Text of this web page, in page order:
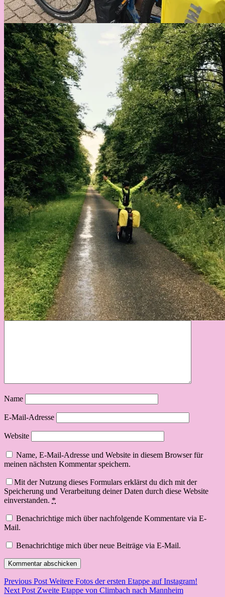
Name
E-Mail-Adresse
Website
Name, E-Mail-Adresse und Website in diesem Browser für
meinen nächsten Kommentar speichern.
Mit der Nutzung dieses Formulars erklärst du dich mit der
Speicherung und Verarbeitung deiner Daten durch diese Website
einverstanden. *
Benachrichtige mich über nachfolgende Kommentare via E-
Mail.
Benachrichtige mich über neue Beiträge via E-Mail.
Beitragsnavigation
Previous Post Weitere Fotos der ersten Etappe auf Instagram!
Next Post Zweite Etappe von Climbach nach Mannheim